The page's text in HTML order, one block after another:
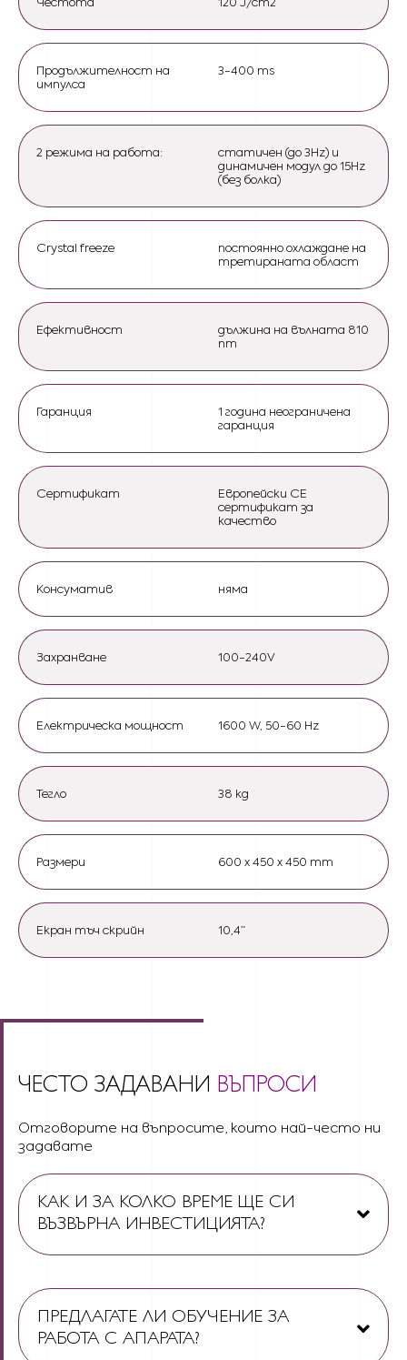
Продължителност на
импулса
3-400 ms
2 режима на работа:
статичен (до 3Hz) и
динамичен модул до 15Hz
(без болка)
Crystal freeze
постоянно охлаждане на
третираната област
Ефективност
дължина на вълната 810
nm
Гаранция
1 година неограничена
гаранция
Сертификат
Европейски CE
сертификат за
качество
Консуматив няма
Захранване 100-240V
Електрическа мощност 1600 W, 50-60 Hz
Тегло 38 kg
Размери 600 x 450 x 450 mm
Екран тъч скрийн 10,4”
ЧЕСТО ЗАДАВАНИ ВЪПРОСИ
Отговорите на въпросите, които най-често ни
задавате
КАК И ЗА КОЛКО ВРЕМЕ ЩЕ СИ
ВЪЗВЪРНА ИНВЕСТИЦИЯТА?
ПРЕДЛАГАТЕ ЛИ ОБУЧЕНИЕ ЗА
РАБОТА С АПАРАТА?